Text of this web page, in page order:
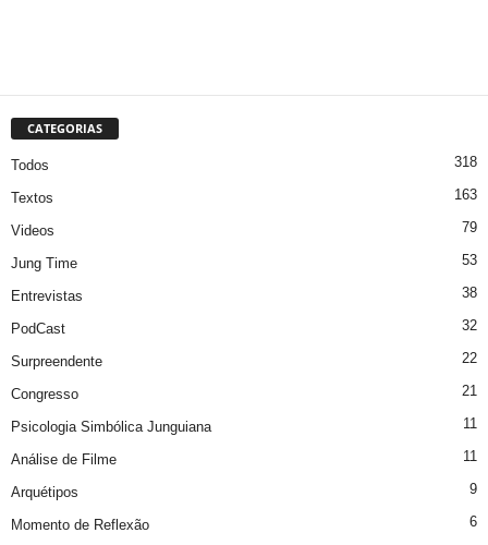
CATEGORIAS
Todos 318
Textos 163
Videos 79
Jung Time 53
Entrevistas 38
PodCast 32
Surpreendente 22
Congresso 21
Psicologia Simbólica Junguiana 11
Análise de Filme 11
Arquétipos 9
Momento de Reflexão 6